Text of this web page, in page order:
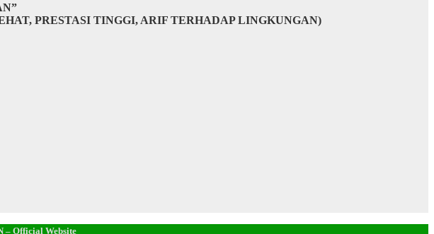
PRESTASI TINGGI, ARIF TERHADAP LINGKUNGAN)
– Official Website